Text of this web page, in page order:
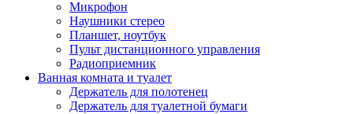
Микрофон
Наушники стерео
Планшет, ноутбук
Пульт дистанционного управления
Радиоприемник
Ванная комната и туалет
Держатель для полотенец
Держатель для туалетной бумаги